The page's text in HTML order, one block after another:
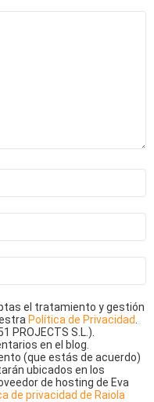
el tratamiento y gestión
Política de Privacidad
PROJECTS S.L.).
en el blog.
(que estás de acuerdo)
ubicados en los
de hosting de Eva
de privacidad de Raiola